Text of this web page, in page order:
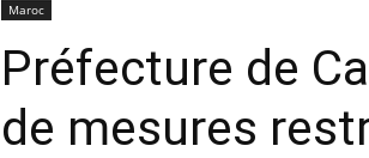
Maroc
Préfecture de
de mesures